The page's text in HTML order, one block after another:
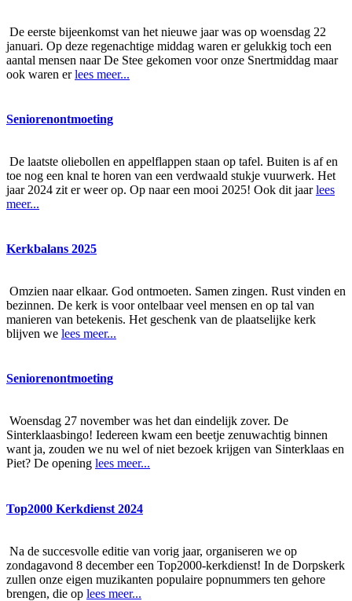
De eerste bijeenkomst van het nieuwe jaar was op woensdag 22
januari. Op deze regenachtige middag waren er gelukkig toch een
aantal mensen naar De Stee gekomen voor onze Snertmiddag maar
ook waren erlees meer...
Seniorenontmoeting
De laatste oliebollen en appelflappen staan op tafel. Buiten is af en
toe nog een knal te horen van een verdwaald stukje vuurwerk. Het
jaar 2024 zit er weer op. Op naar een mooi 2025! Ook dit jaarlees
meer...
Kerkbalans 2025
Omzien naar elkaar. God ontmoeten. Samen zingen. Rust vinden en
bezinnen. De kerk is voor ontelbaar veel mensen en op tal van
manieren van betekenis. Het geschenk van de plaatselijke kerk
blijven we lees meer...
Seniorenontmoeting
Woensdag 27 november was het dan eindelijk zover. De
Sinterklaasbingo! Iedereen kwam een beetje zenuwachtig binnen
want ja, zouden we nu wel of niet bezoek krijgen van Sinterklaas en
Piet? De opening lees meer...
Top2000 Kerkdienst 2024
Na de succesvolle editie van vorig jaar, organiseren we op
zondagavond 8 december een Top2000-kerkdienst! In de Dorpskerk
zullen onze eigen muzikanten populaire popnummers ten gehore
brengen, die op lees meer...